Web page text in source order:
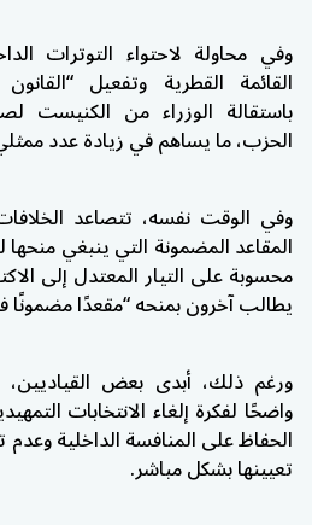
وفي محاولة لاحتواء التوترات
القائمة القطرية وتفعيل
باستقالة الوزراء من الكنيست
الحزب، ما يساهم في زيادة عدد
وفي الوقت نفسه، تتصاعد
المقاعد المضمونة التي ينبغي
محسوبة على التيار المعتدل إلى
يطالب آخرون بمنحه “مقعدًا
ورغم ذلك، أبدى بعض القياديين،
واضحًا لفكرة إلغاء الانتخابات
الحفاظ على المنافسة الداخلية
تعيينها بشكل مباشر.